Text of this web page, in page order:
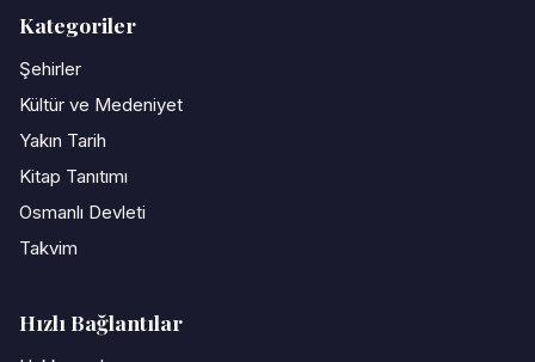
Kategoriler
Şehirler
Kültür ve Medeniyet
Yakın Tarih
Kitap Tanıtımı
Osmanlı Devleti
Takvim
Hızlı Bağlantılar